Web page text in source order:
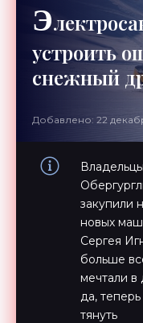
Э
устроить
снежный
Добавлено: 22
закупили
новых
Сергея
больше
мечтали в
да,
тянуть